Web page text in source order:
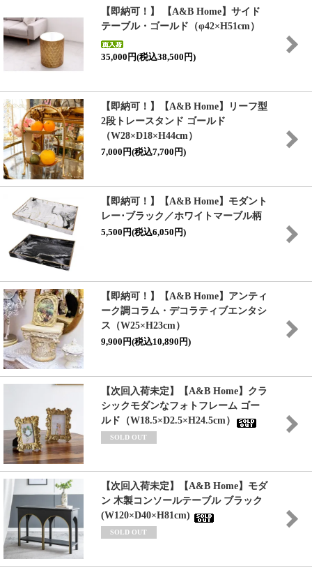
【即納可！】 【A&B Home】サイド
テーブル・ゴールド（φ42×H51cm）
35,000円(税込38,500円)
【即納可！】【A&B Home】リーフ型
2段トレースタンド ゴールド
（W28×D18×H44cm）
7,000円(税込7,700円)
【即納可！】【A&B Home】モダント
レー･ブラック／ホワイトマーブル柄
5,500円(税込6,050円)
【即納可！】【A&B Home】アンティ
ーク調コラム・デコラティブエンタシ
ス（W25×H23cm）
9,900円(税込10,890円)
【次回入荷未定】【A&B Home】クラ
シックモダンなフォトフレーム ゴー
ルド（W18.5×D2.5×H24.5cm）
SOLD OUT
【次回入荷未定】【A&B Home】モダ
ン 木製コンソールテーブル ブラック
(W120×D40×H81cm)
SOLD OUT